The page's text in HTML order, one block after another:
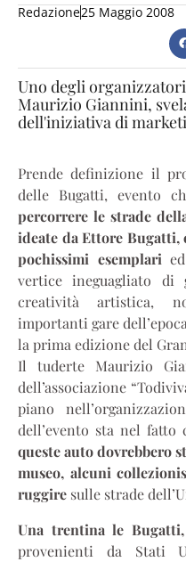
Redazione25 Maggio 2008
Uno degli
Maurizio Giannini,
dell'iniziativa di
Prende definizione il
delle Bugatti, evento
percorrere le strade
ideate da Ettore Bugatti,
pochissimi esemplari
vertice ineguagliato di
creatività artistica,
importanti gare
la prima edizione del
Il tuderte Maurizio
dell’associazione
piano
dell’evento sta nel fatto
queste auto dovrebbero
museo, alcuni
ruggire sulle strade
Una trentina le
provenienti da Stati